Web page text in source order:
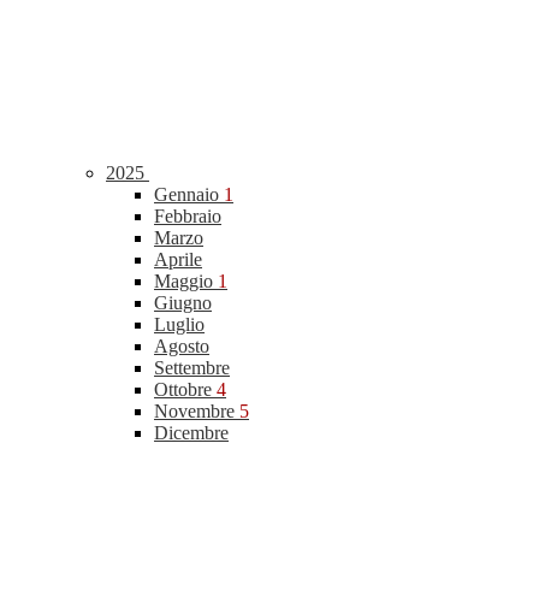
2025
Gennaio 1
Febbraio
Marzo
Aprile
Maggio 1
Giugno
Luglio
Agosto
Settembre
Ottobre 4
Novembre 5
Dicembre